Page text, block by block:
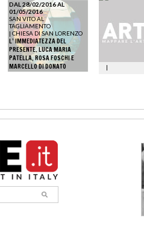
DAL 28/02/2016 AL
01/05/2016
SAN VITO AL
TAGLIAMENTO
| CHIESA DI SAN LORENZO
L’ IMMEDIATEZZA DEL
PRESENTE. LUCA MARIA
PATELLA, ROSA FOSCHI E
MARCELLO DI DONATO
|